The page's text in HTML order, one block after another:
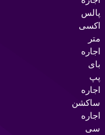
پالس
اکسی
متر
اجاره
بای
پپ
اجاره
ساکشن
اجاره
سی